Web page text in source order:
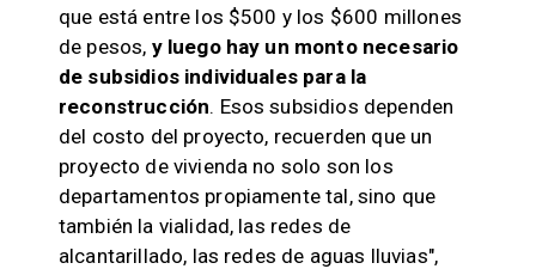
que está entre los $500 y los $600 millones
de pesos, y luego hay un monto necesario
de subsidios individuales para la
reconstrucción. Esos subsidios dependen
del costo del proyecto, recuerden que un
proyecto de vivienda no solo son los
departamentos propiamente tal, sino que
también la vialidad, las redes de
alcantarillado, las redes de aguas lluvias",